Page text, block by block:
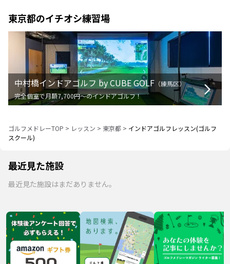
東京都のイチオシ練習場
中村橋インドアゴルフ by CUBE GOLF （練馬区）
完全個室で月額7,700円〜のインドアゴルフ！
ゴルフメドレーTOP > レッスン > 東京都 > インドアゴルフレッスン(ゴルフ
スクール)
最近見た施設
最近見た施設はまだありません。